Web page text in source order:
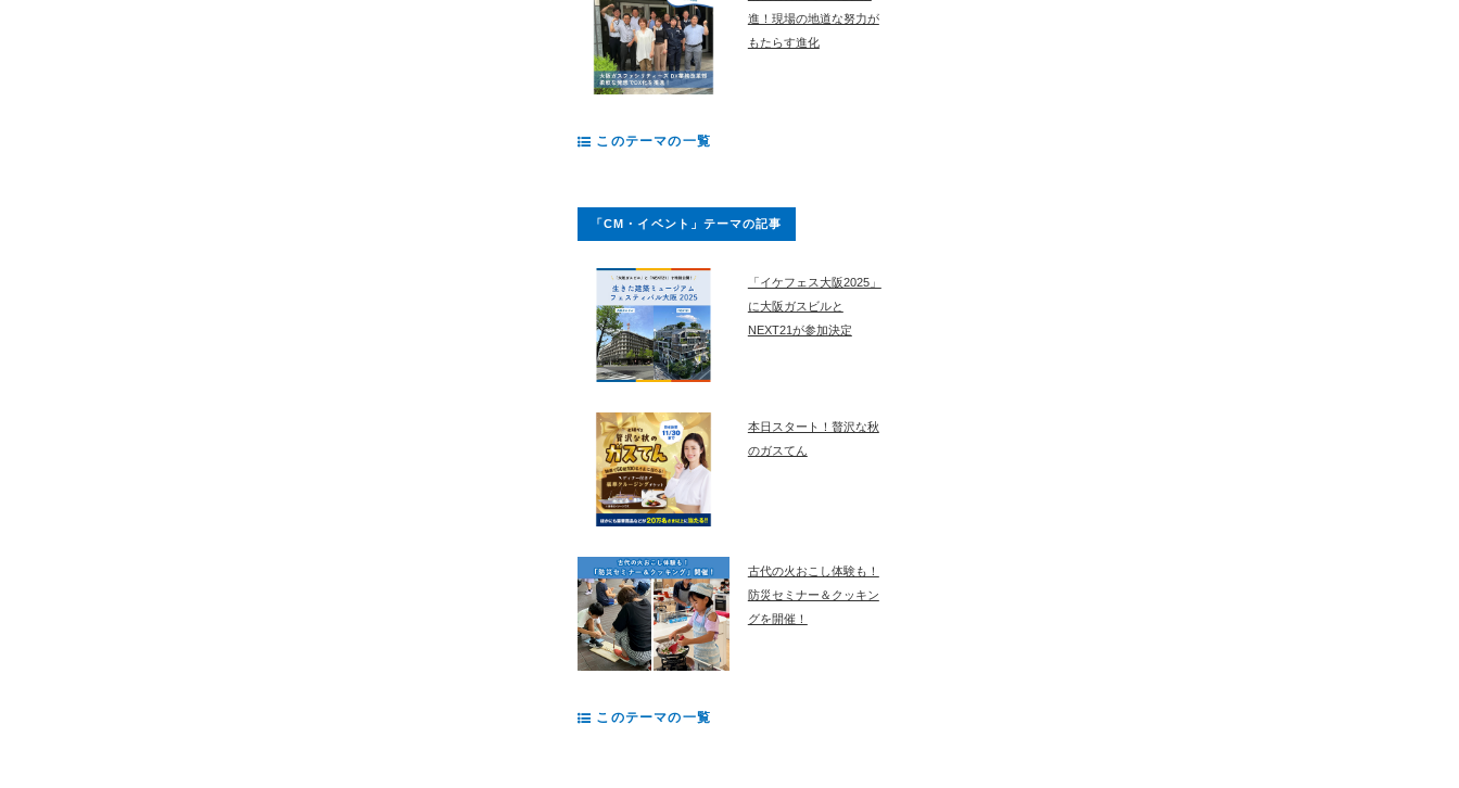
進！現場の地道な努力が
もたらす進化
このテーマの一覧
「CM・イベント」テーマの記事
「イケフェス大阪2025」
に大阪ガスビルと
NEXT21が参加決定
本日スタート！贅沢な秋
のガスてん
古代の火おこし体験も！
防災セミナー＆クッキン
グを開催！
このテーマの一覧